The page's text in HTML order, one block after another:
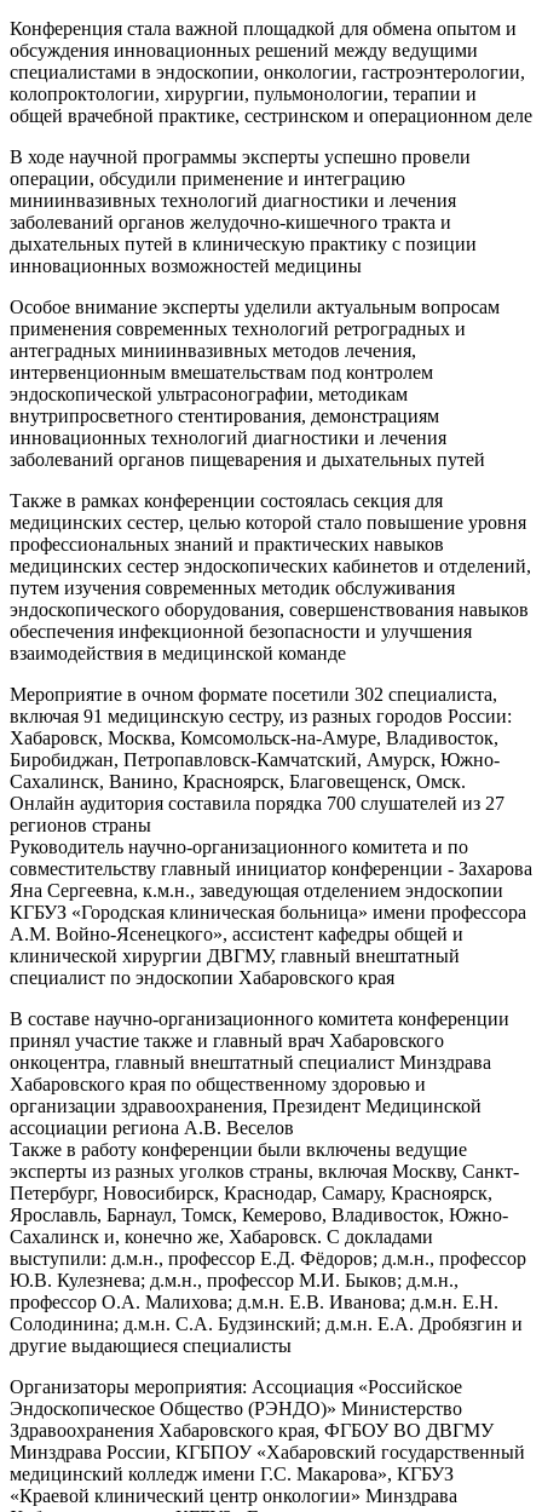
Конференция стала важной площадкой для обмена опытом и
обсуждения инновационных решений между ведущими
специалистами в эндоскопии, онкологии, гастроэнтерологии,
колопроктологии, хирургии, пульмонологии, терапии и
общей врачебной практике, сестринском и операционном деле
В ходе научной программы эксперты успешно провели
операции, обсудили применение и интеграцию
миниинвазивных технологий диагностики и лечения
заболеваний органов желудочно-кишечного тракта и
дыхательных путей в клиническую практику с позиции
инновационных возможностей медицины
Особое внимание эксперты уделили актуальным вопросам
применения современных технологий ретроградных и
антеградных миниинвазивных методов лечения,
интервенционным вмешательствам под контролем
эндоскопической ультрасонографии, методикам
внутрипросветного стентирования, демонстрациям
инновационных технологий диагностики и лечения
заболеваний органов пищеварения и дыхательных путей
Также в рамках конференции состоялась секция для
медицинских сестер, целью которой стало повышение уровня
профессиональных знаний и практических навыков
медицинских сестер эндоскопических кабинетов и отделений,
путем изучения современных методик обслуживания
эндоскопического оборудования, совершенствования навыков
обеспечения инфекционной безопасности и улучшения
взаимодействия в медицинской команде
Мероприятие в очном формате посетили 302 специалиста,
включая 91 медицинскую сестру, из разных городов России:
Хабаровск, Москва, Комсомольск-на-Амуре, Владивосток,
Биробиджан, Петропавловск-Камчатский, Амурск, Южно-
Сахалинск, Ванино, Красноярск, Благовещенск, Омск.
Онлайн аудитория составила порядка 700 слушателей из 27
регионов страны
Руководитель научно-организационного комитета и по
совместительству главный инициатор конференции - Захарова
Яна Сергеевна, к.м.н., заведующая отделением эндоскопии
КГБУЗ «Городская клиническая больница» имени профессора
А.М. Войно-Ясенецкого», ассистент кафедры общей и
клинической хирургии ДВГМУ, главный внештатный
специалист по эндоскопии Хабаровского края
В составе научно-организационного комитета конференции
принял участие также и главный врач Хабаровского
онкоцентра, главный внештатный специалист Минздрава
Хабаровского края по общественному здоровью и
организации здравоохранения, Президент Медицинской
ассоциации региона А.В. Веселов
Также в работу конференции были включены ведущие
эксперты из разных уголков страны, включая Москву, Санкт-
Петербург, Новосибирск, Краснодар, Самару, Красноярск,
Ярославль, Барнаул, Томск, Кемерово, Владивосток, Южно-
Сахалинск и, конечно же, Хабаровск. С докладами
выступили: д.м.н., профессор Е.Д. Фёдоров; д.м.н., профессор
Ю.В. Кулезнева; д.м.н., профессор М.И. Быков; д.м.н.,
профессор О.А. Малихова; д.м.н. Е.В. Иванова; д.м.н. Е.Н.
Солодинина; д.м.н. С.А. Будзинский; д.м.н. Е.А. Дробязгин и
другие выдающиеся специалисты
Организаторы мероприятия: Ассоциация «Российское
Эндоскопическое Общество (РЭНДО)» Министерство
Здравоохранения Хабаровского края, ФГБОУ ВО ДВГМУ
Минздрава России, КГБПОУ «Хабаровский государственный
медицинский колледж имени Г.С. Макарова», КГБУЗ
«Краевой клинический центр онкологии» Минздрава